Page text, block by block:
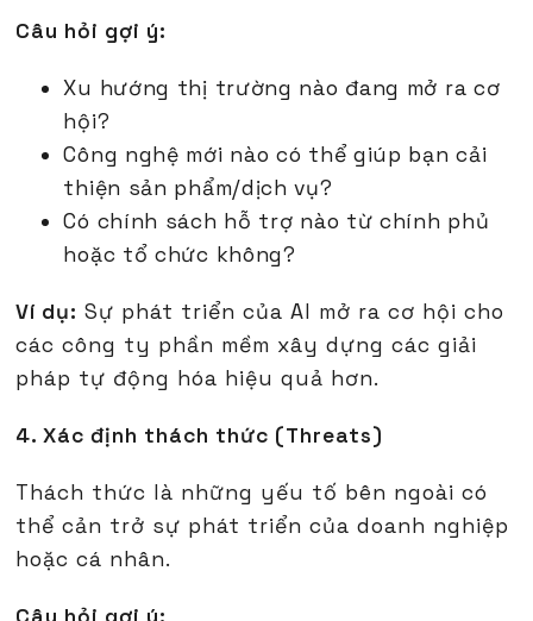
Câu hỏi gợi ý:
Xu hướng thị trường nào đang mở ra cơ
hội?
Công nghệ mới nào có thể giúp bạn cải
thiện sản phẩm/dịch vụ?
Có chính sách hỗ trợ nào từ chính phủ
hoặc tổ chức không?
Ví dụ: Sự phát triển của AI mở ra cơ hội cho
các công ty phần mềm xây dựng các giải
pháp tự động hóa hiệu quả hơn.
4. Xác định thách thức (Threats)
Thách thức là những yếu tố bên ngoài có
thể cản trở sự phát triển của doanh nghiệp
hoặc cá nhân.